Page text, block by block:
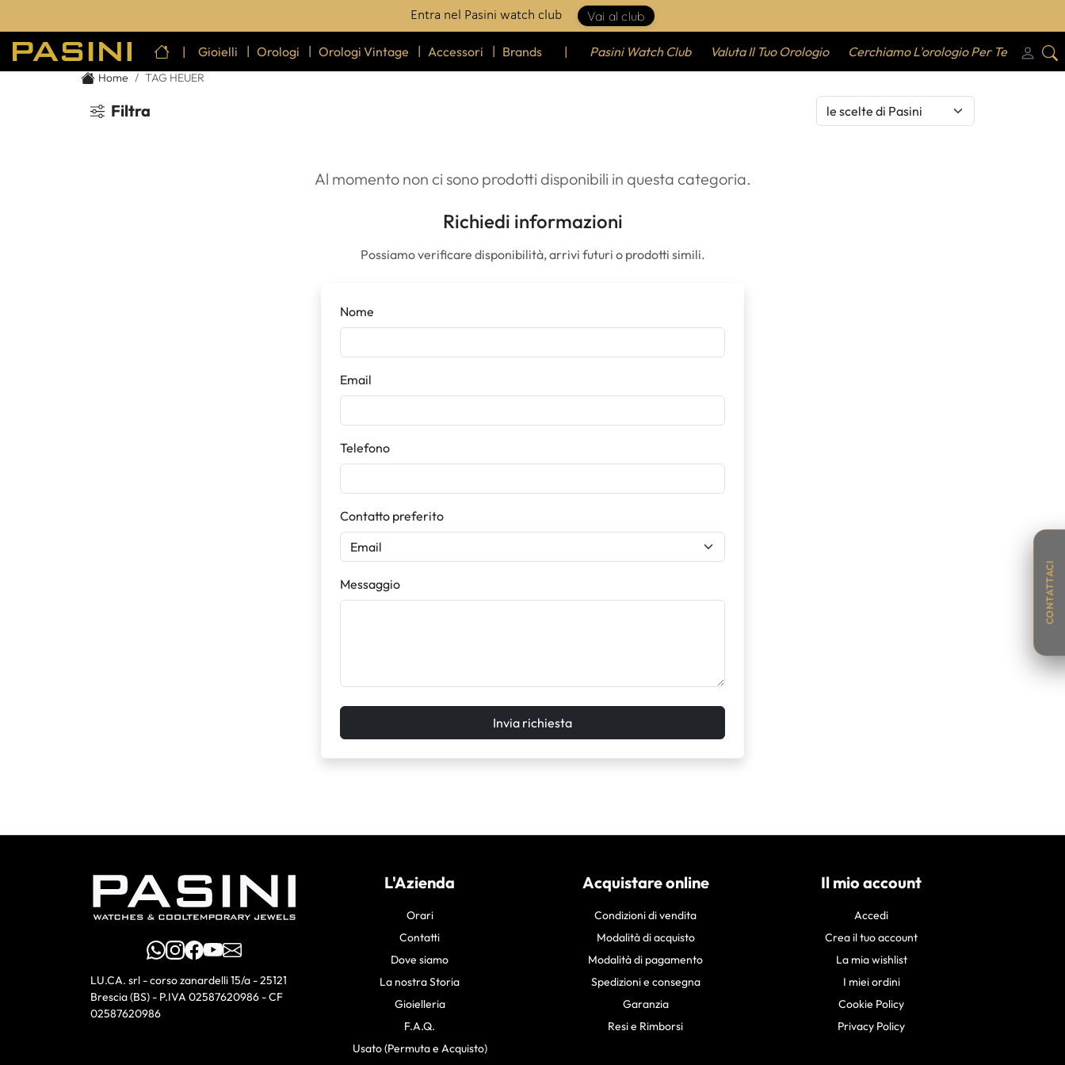
Entra nel Pasini watch club Vai al club
Home
| Gioielli Orologi Orologi Vintage Accessori Brands | Pasini Watch Club Valuta Il Tuo Orologio Cerchiamo L'orologio Per Te
Home TAG HEUER
Filtra ordina_per
Al momento non ci sono prodotti disponibili in questa categoria.
Richiedi informazioni
Possiamo verificare disponibilità, arrivi futuri o prodotti simili.
Nome
Email
Telefono
Contatto preferito
Messaggio
Invia richiesta
WhatsApp
Instagram
Facebook
YouTube
Email
LU.CA. srl - corso zanardelli 15/a - 25121
Brescia (BS) - P.IVA 02587620986 - CF
02587620986
L'Azienda
Orari
Contatti
Dove siamo
La nostra Storia
Gioielleria
F.A.Q.
Usato (Permuta e Acquisto)
Acquistare online
Condizioni di vendita
Modalità di acquisto
Modalità di pagamento
Spedizioni e consegna
Garanzia
Resi e Rimborsi
Il mio account
Accedi
Crea il tuo account
La mia wishlist
I miei ordini
Cookie Policy
Privacy Policy
CONTATTACI